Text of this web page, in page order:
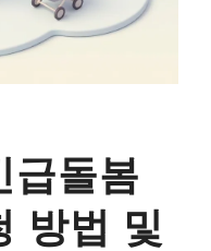
급돌봄
방법 및